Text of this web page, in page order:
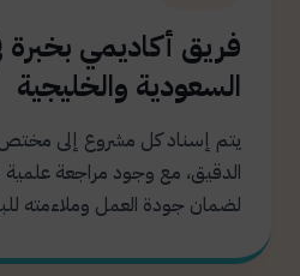
فريق أكاديمي بخبرة
السعودية والخليجية
يتم إسناد كل مشروع إلى
الدقيق، مع وجود مراجعة
لضمان جودة العمل وملاءمته